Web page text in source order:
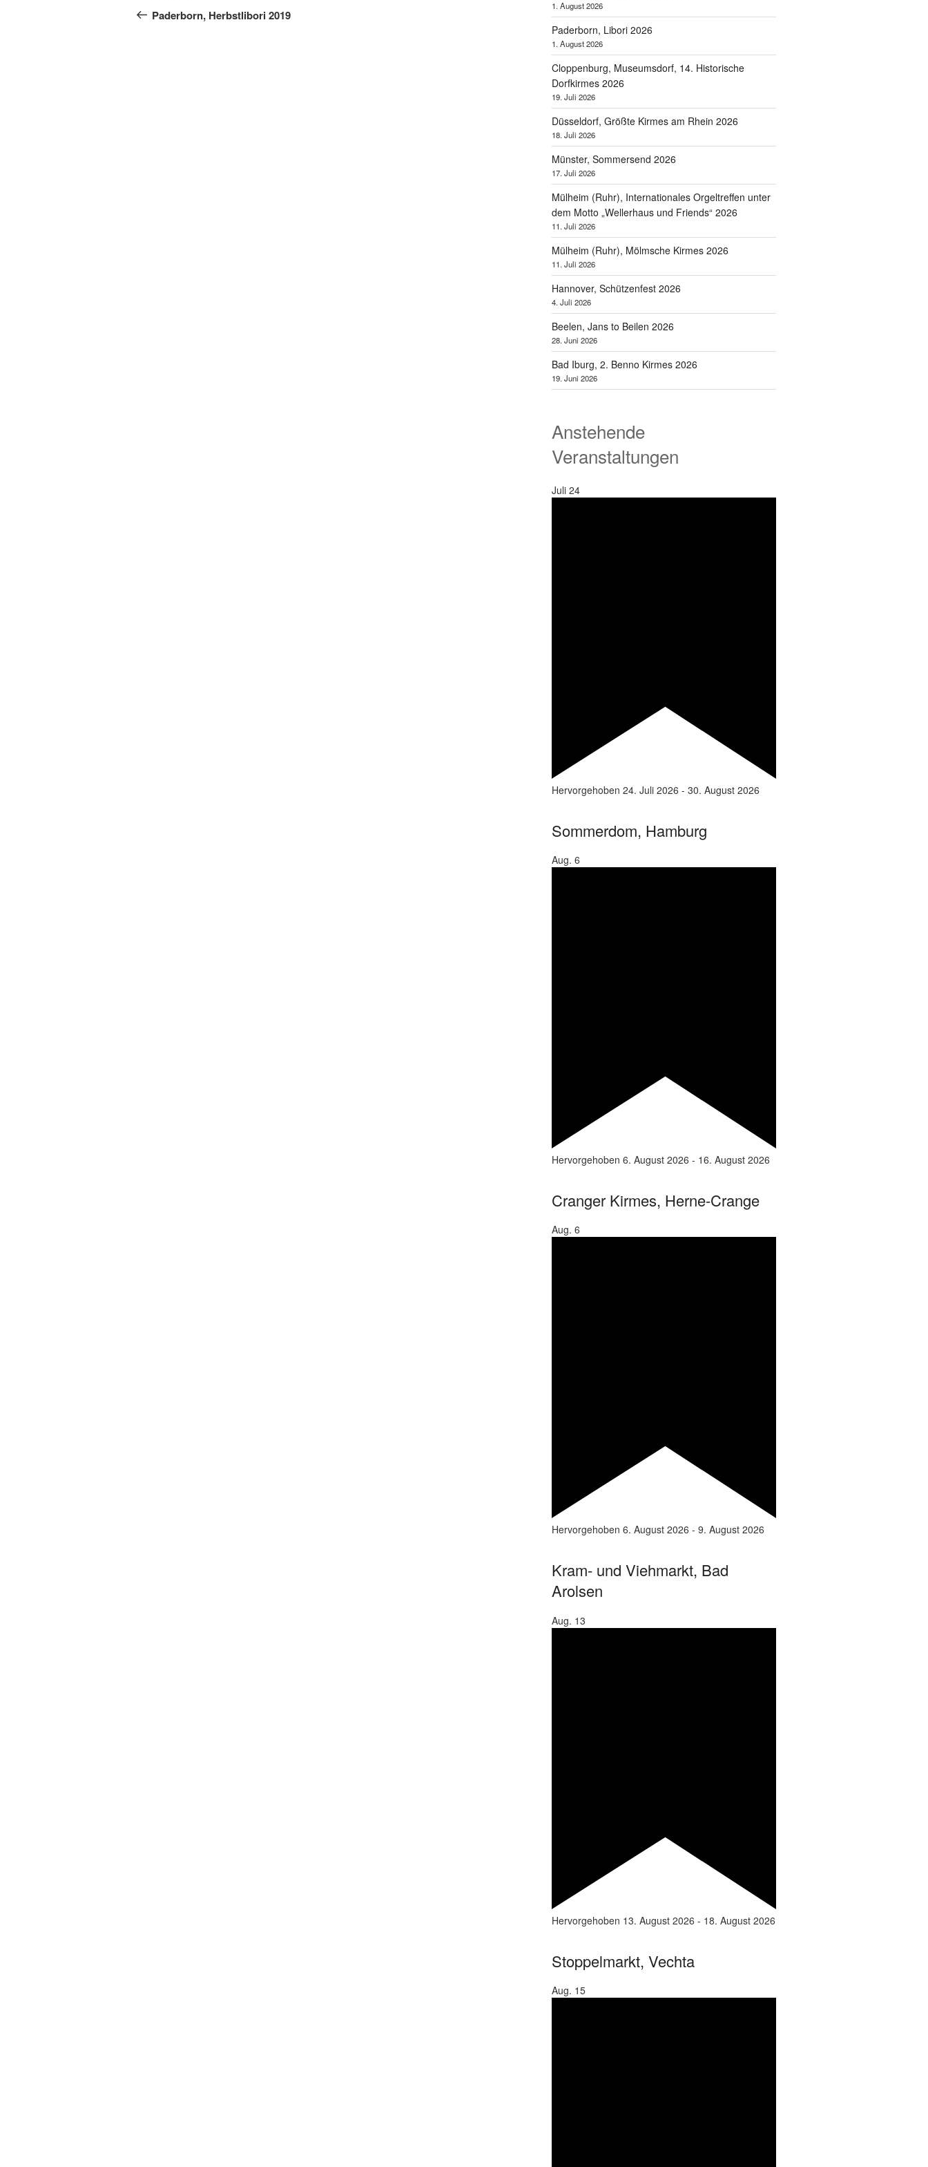
Beitrag
Paderborn, Herbstlibori 2019
1. August 2026
Paderborn, Libori 2026
1. August 2026
Cloppenburg, Museumsdorf, 14. Historische
Dorfkirmes 2026
19. Juli 2026
Düsseldorf, Größte Kirmes am Rhein 2026
18. Juli 2026
Münster, Sommersend 2026
17. Juli 2026
Mülheim (Ruhr), Internationales Orgeltreffen unter
dem Motto „Wellerhaus und Friends“ 2026
11. Juli 2026
Mülheim (Ruhr), Mölmsche Kirmes 2026
11. Juli 2026
Hannover, Schützenfest 2026
4. Juli 2026
Beelen, Jans to Beilen 2026
28. Juni 2026
Bad Iburg, 2. Benno Kirmes 2026
19. Juni 2026
Anstehende
Veranstaltungen
Juli 24
Hervorgehoben 24. Juli 2026 - 30. August 2026
Sommerdom, Hamburg
Aug. 6
Hervorgehoben 6. August 2026 - 16. August 2026
Cranger Kirmes, Herne-Crange
Aug. 6
Hervorgehoben 6. August 2026 - 9. August 2026
Kram- und Viehmarkt, Bad
Arolsen
Aug. 13
Hervorgehoben 13. August 2026 - 18. August 2026
Stoppelmarkt, Vechta
Aug. 15